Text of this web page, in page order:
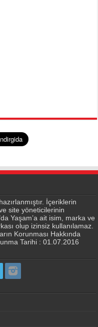
İçeriklerin
site yöneticilerinin
Yaşam’a ait isim, marka ve
olup izinsiz kullanılamaz.
Korunması Hakkında
Tarihi : 01.07.2016